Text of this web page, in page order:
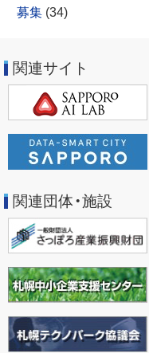
募集 (34)
関連サイト
関連団体・施設